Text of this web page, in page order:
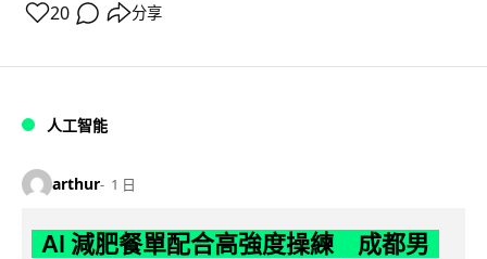
20 分享
人工智能
arthur 1 日
AI 減肥餐單配合高強度操練 成都男